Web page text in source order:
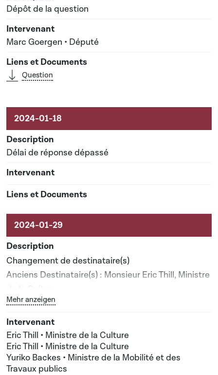
Dépôt de la question
Marc Goergen • Député
Question
Délai de réponse dépassé
Changement de destinataire(s)
Anciens Destinataire(s) : Monsieur Eric Thill, Ministre
de la Culture
Nouveau(x) destinataire(s) : Monsieur Eric Thill,
Ministre de la Culture; Madame Yuriko Backes,
Ministre de la Mobilité et des Travaux publics
Bouton graphique servant à afficher ou cacher tous
Mehr anzeigen
Eric Thill • Ministre de la Culture
Eric Thill • Ministre de la Culture
Yuriko Backes • Ministre de la Mobilité et des
Travaux publics